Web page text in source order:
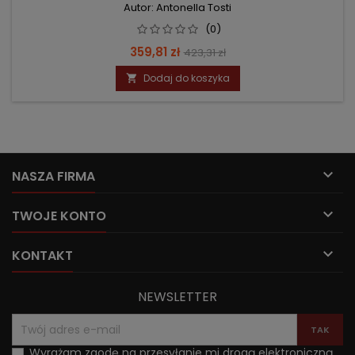
Autor: Antonella Tosti
(0)
Cena
359,81 zł Cena
podstawowa
423,31 zł
 Dodaj do koszyka
NASZA FIRMA 
TWOJE KONTO 
KONTAKT 
NEWSLETTER